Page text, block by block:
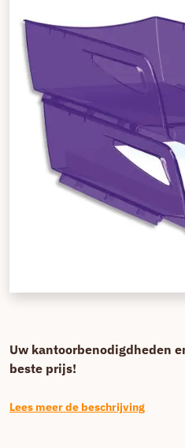
Uw kantoorbenodigdheden
beste prijs!
Lees meer de beschrijving